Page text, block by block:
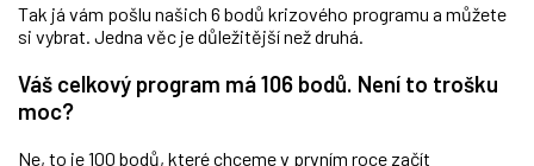
Tak já vám pošlu našich 6 bodů krizového programu a můžete
si vybrat. Jedna věc je důležitější než druhá.
Váš celkový program má 106 bodů. Není to trošku
moc?
Ne, to je 100 bodů, které chceme v prvním roce začít